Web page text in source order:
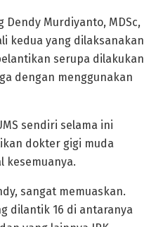
Dendy Murdiyanto, MDSc,
kedua yang dilaksanakan
serupa dilakukan
dengan menggunakan
sendiri selama ini
dokter gigi muda
kesemuanya.
sangat memuaskan.
dilantik 16 di antaranya